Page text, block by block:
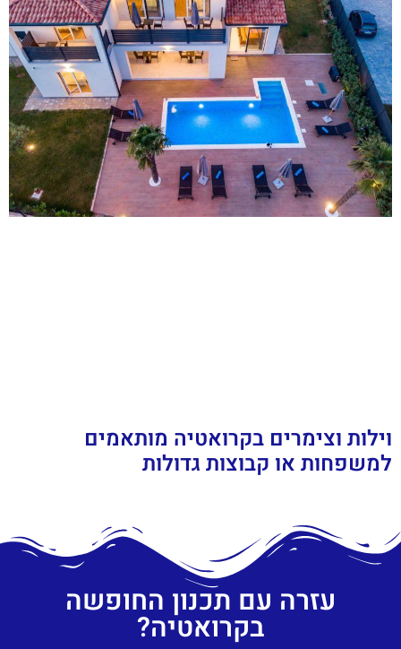
וילות וצימרים בקרואטיה מותאמים
למשפחות או קבוצות גדולות
עזרה עם תכנון החופשה
בקרואטיה?